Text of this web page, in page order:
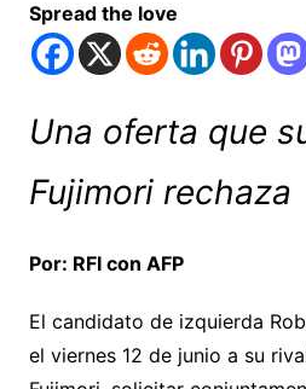
Spread the love
Una oferta que
Fujimori rechaza
Por: RFI con AFP
El candidato de izquierda
el viernes 12 de junio a su